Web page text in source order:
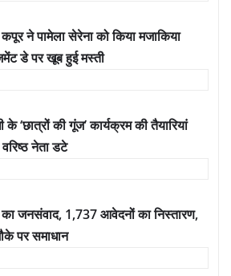
ने पामेला सेरेना को किया मजाकिया
डे पर खूब हुई मस्ती
के ‘छात्रों की गूंज’ कार्यक्रम की तैयारियां
नेता डटे
का जनसंवाद, 1,737 आवेदनों का निस्तारण,
पर समाधान